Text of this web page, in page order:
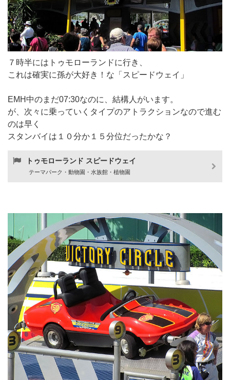
７時半にはトゥモローランドに行き、
これは確実に孫が大好き！な「スピードウェイ」
EMH中のまだ07:30なのに、結構人がいます。
が、次々に乗っていくタイプのアトラクションなので進む
のは早く
スタンバイは１０分か１５分位だったかな？
トゥモローランド スピードウェイ
テーマパーク・動物園・水族館・植物園